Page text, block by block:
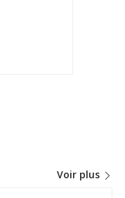
Voir plus